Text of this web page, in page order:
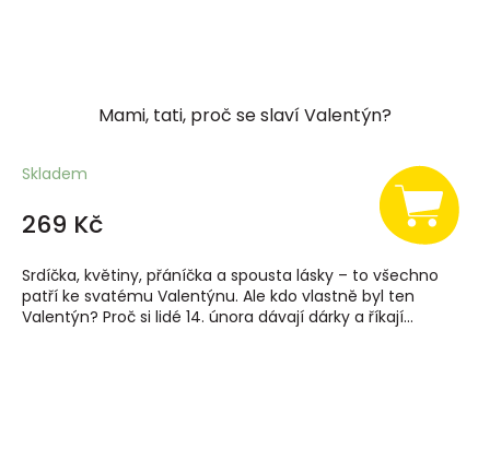
Mami, tati, proč se slaví Valentýn?
Skladem
269 Kč
Srdíčka, květiny, přáníčka a spousta lásky – to všechno
patří ke svatému Valentýnu. Ale kdo vlastně byl ten
Valentýn? Proč si lidé 14. února dávají dárky a říkají...